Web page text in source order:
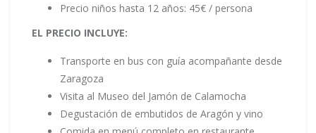
Precio niños hasta 12 años: 45€ / persona
EL PRECIO INCLUYE:
Transporte en bus con guía acompañante desde
Zaragoza
Visita al Museo del Jamón de Calamocha
Degustación de embutidos de Aragón y vino